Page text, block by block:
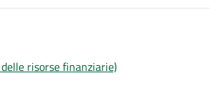
risorse finanziarie)